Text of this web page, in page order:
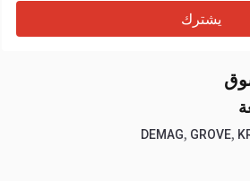
يشترك
DEMAG, GROVE,